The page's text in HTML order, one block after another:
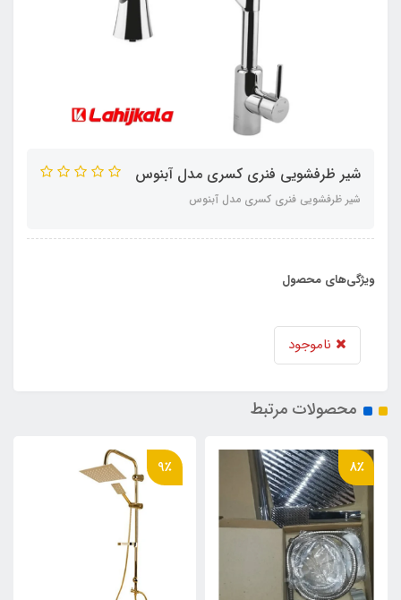
شیر ظرفشویی فنری کسری مدل آبنوس
شیر ظرفشویی فنری کسری مدل آبنوس
ویژگی‌های محصول
ناموجود
محصولات مرتبط
8٪ 9٪